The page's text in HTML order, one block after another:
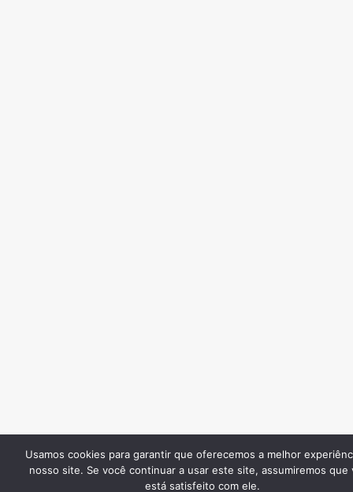
Usamos cookies para garantir que oferecemos a melhor
nosso site. Se você continuar a usar este site, assumiremos que
está satisfeito com ele.